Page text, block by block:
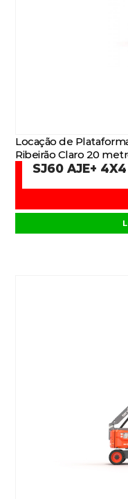
Locação de
Ribeirão Claro 20
SJ60 AJE+